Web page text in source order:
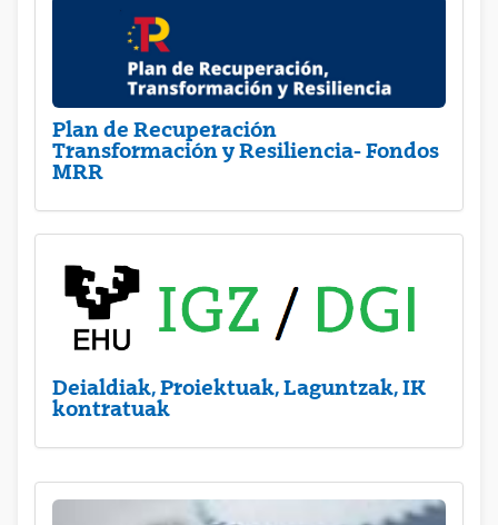
Plan de Recuperación
Transformación y Resiliencia- Fondos
MRR
Deialdiak, Proiektuak, Laguntzak, IK
kontratuak